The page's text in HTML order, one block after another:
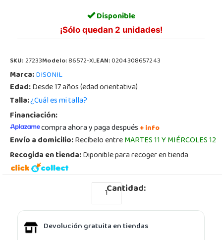
Disponible
¡Sólo quedan 2 unidades!
SKU:27233Modelo:86572-XLEAN:0204308657243
Marca:DISONIL
Edad:Desde 17 años (edad orientativa)
Talla:¿Cuál es mi talla?
Financiación:
compra ahora y paga después+ info
Envío a domicilio:Recíbelo entreMARTES 11 Y MIÉRCOLES 12
Recogida en tienda:Diponible para recoger en tienda
Cantidad:
Devolución gratuita en tiendas